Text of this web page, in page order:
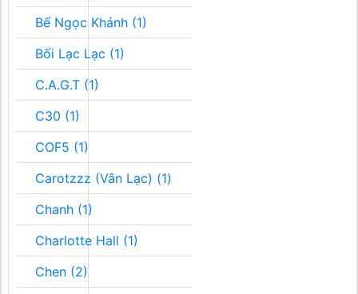
Bế Ngọc Khánh (1)
Bối Lạc Lạc (1)
C.A.G.T (1)
C30 (1)
COF5 (1)
Carotzzz (Vân Lạc) (1)
Chanh (1)
Charlotte Hall (1)
Chen (2)